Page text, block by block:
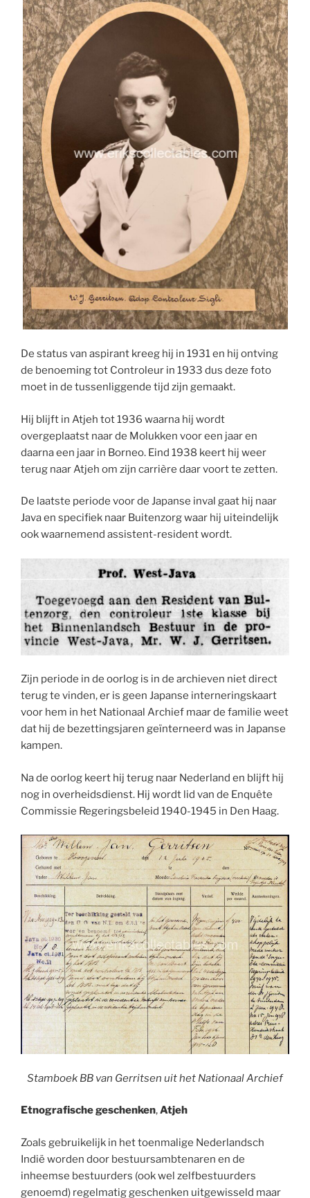
De status van aspirant kreeg hij in 1931 en hij ontving
de benoeming tot Controleur in 1933 dus deze foto
moet in de tussenliggende tijd zijn gemaakt.
Hij blijft in Atjeh tot 1936 waarna hij wordt
overgeplaatst naar de Molukken voor een jaar en
daarna een jaar in Borneo. Eind 1938 keert hij weer
terug naar Atjeh om zijn carrière daar voort te zetten.
De laatste periode voor de Japanse inval gaat hij naar
Java en specifiek naar Buitenzorg waar hij uiteindelijk
ook waarnemend assistent-resident wordt.
Zijn periode in de oorlog is in de archieven niet direct
terug te vinden, er is geen Japanse interneringskaart
voor hem in het Nationaal Archief maar de familie weet
dat hij de bezettingsjaren geïnterneerd was in Japanse
kampen.
Na de oorlog keert hij terug naar Nederland en blijft hij
nog in overheidsdienst. Hij wordt lid van de Enquête
Commissie Regeringsbeleid 1940-1945 in Den Haag.
Stamboek BB van Gerritsen uit het Nationaal Archief
Etnografische geschenken,Atjeh
Zoals gebruikelijk in het toenmalige Nederlandsch
Indië worden door bestuursambtenaren en de
inheemse bestuurders (ook wel zelfbestuurders
genoemd) regelmatig geschenken uitgewisseld maar